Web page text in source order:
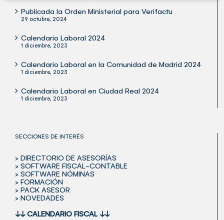
Publicada la Orden Ministerial para Verifactu
29 octubre, 2024
Calendario Laboral 2024
1 diciembre, 2023
Calendario Laboral en la Comunidad de Madrid 2024
1 diciembre, 2023
Calendario Laboral en Ciudad Real 2024
1 diciembre, 2023
SECCIONES DE INTERÉS
> DIRECTORIO DE ASESORÍAS
> SOFTWARE FISCAL-CONTABLE
> SOFTWARE NÓMINAS
> FORMACIÓN
> PACK ASESOR
> NOVEDADES
↓↓ CALENDARIO FISCAL ↓↓